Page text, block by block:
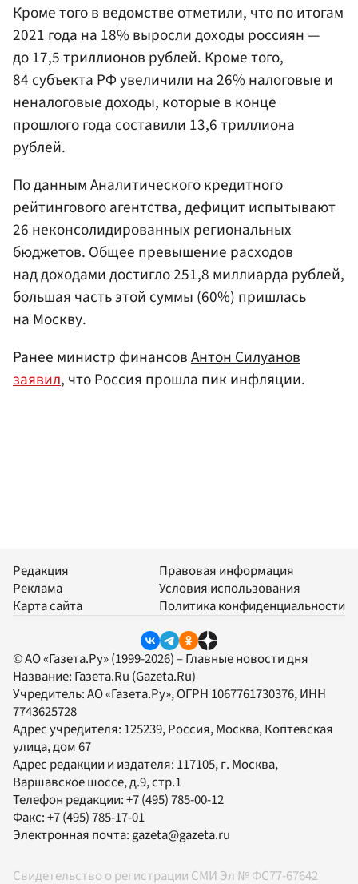
Кроме того в ведомстве отметили, что по итогам
2021 года на 18% выросли доходы россиян —
до 17,5 триллионов рублей. Кроме того,
84 субъекта РФ увеличили на 26% налоговые и
неналоговые доходы, которые в конце
прошлого года составили 13,6 триллиона
рублей.
По данным Аналитического кредитного
рейтингового агентства, дефицит испытывают
26 неконсолидированных региональных
бюджетов. Общее превышение расходов
над доходами достигло 251,8 миллиарда рублей,
большая часть этой суммы (60%) пришлась
на Москву.
Ранее министр финансовАнтон Силуанов
заявил, что Россия прошла пик инфляции.
Редакция
Реклама
Карта сайта
Правовая информация
Условия использования
Политика конфиденциальности
© АО «Газета.Ру» (1999-2026) – Главные новости дня
Название: Газета.Ru (Gazeta.Ru)
Учредитель:АО «Газета.Ру», ОГРН 1067761730376, ИНН
7743625728
Адрес учредителя: 125239, Россия, Москва, Коптевская
улица, дом 67
Адрес редакции и издателя: 117105, г. Москва,
Варшавское шоссе, д.9, стр.1
Телефон редакции:+7 (495) 785-00-12
Факс:+7 (495) 785-17-01
Электронная почта:gazeta@gazeta.ru
Свидетельство о регистрации СМИ Эл № ФС77-67642